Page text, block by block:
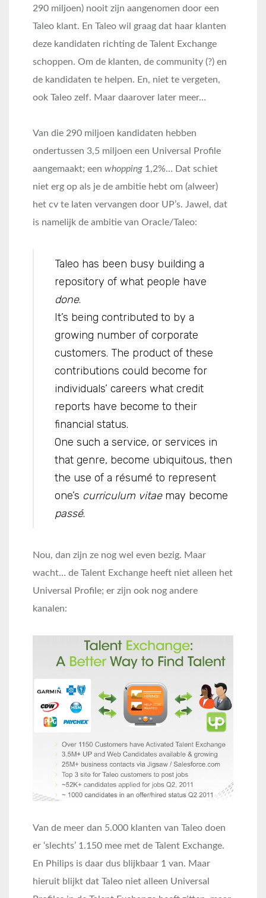
290 miljoen) nooit zijn aangenomen door een
Taleo klant. En Taleo wil graag dat haar klanten
deze kandidaten richting de Talent Exchange
schoppen. Om de klanten, de community (?) en
de kandidaten te helpen. En, niet te vergeten,
ook Taleo zelf. Maar daarover later meer…
Van die 290 miljoen kandidaten hebben
ondertussen 3,5 miljoen een Universal Profile
aangemaakt; een whopping 1,2%… Dat schiet
niet erg op als je de ambitie hebt om (alweer)
het cv te laten vervangen door UP’s. Jawel, dat
is namelijk de ambitie van Oracle/Taleo:
Taleo has been busy building a
repository of what people have
done.
It’s being contributed to by a
growing number of corporate
customers. The product of these
contributions could become for
individuals’ careers what credit
reports have become to their
financial status.
One such a service, or services in
that genre, become ubiquitous, then
the use of a résumé to represent
one’s curriculum vitaemay become
passé.
Nou, dan zijn ze nog wel even bezig. Maar
wacht… de Talent Exchange heeft niet alleen het
Universal Profile; er zijn ook nog andere
kanalen:
Van de meer dan 5.000 klanten van Taleo doen
er ‘slechts’ 1.150 mee met de Talent Exchange.
En Philips is daar dus blijkbaar 1 van. Maar
hieruit blijkt dat Taleo niet alleen Universal